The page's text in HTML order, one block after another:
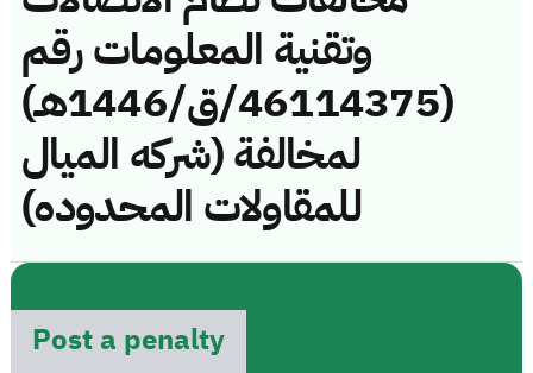
وتقنية المعلومات رقم
(46114375/ق/1446هـ)
لمخالفة (شركه الميال
للمقاولات المحدوده)
Post a penalty